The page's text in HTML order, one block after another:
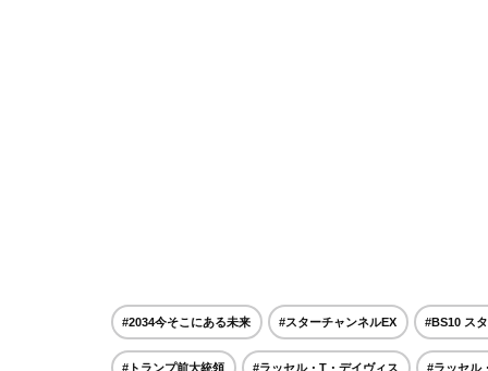
#2034今そこにある未来 #スターチャンネルEX #BS10 ス
#トランプ前大統領 #ラッセル・T・デイヴィス #ラッセル